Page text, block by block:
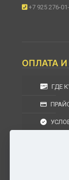
+7 925 276-
ОПЛАТА
ГДЕ